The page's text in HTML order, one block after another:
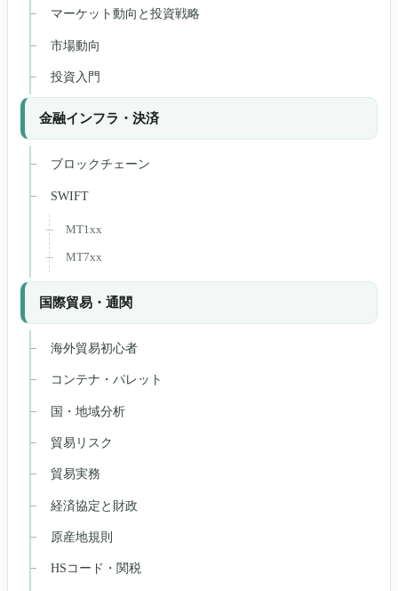
マーケット動向と投資戦略
市場動向
投資入門
金融インフラ・決済
ブロックチェーン
SWIFT
MT1xx
MT7xx
国際貿易・通関
海外貿易初心者
コンテナ・パレット
国・地域分析
貿易リスク
貿易実務
経済協定と財政
原産地規則
HSコード・関税